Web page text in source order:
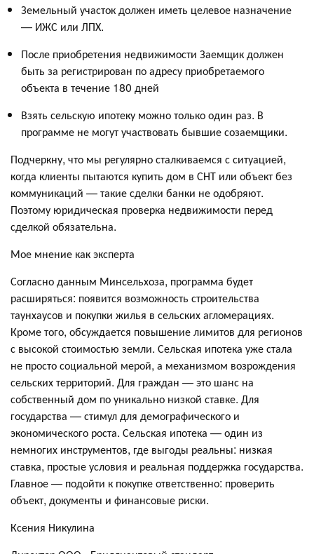
Земельный участок должен иметь целевое назначение
— ИЖС или ЛПХ.
После приобретения недвижимости Заемщик должен
быть за регистрирован по адресу приобретаемого
объекта в течение 180 дней
Взять сельскую ипотеку можно только один раз. В
программе не могут участвовать бывшие созаемщики.
Подчеркну, что мы регулярно сталкиваемся с ситуацией,
когда клиенты пытаются купить дом в СНТ или объект без
коммуникаций — такие сделки банки не одобряют.
Поэтому юридическая проверка недвижимости перед
сделкой обязательна.
Мое мнение как эксперта
Согласно данным Минсельхоза, программа будет
расширяться: появится возможность строительства
таунхаусов и покупки жилья в сельских агломерациях.
Кроме того, обсуждается повышение лимитов для регионов
с высокой стоимостью земли. Сельская ипотека уже стала
не просто социальной мерой, а механизмом возрождения
сельских территорий. Для граждан — это шанс на
собственный дом по уникально низкой ставке. Для
государства — стимул для демографического и
экономического роста. Сельская ипотека — один из
немногих инструментов, где выгоды реальны: низкая
ставка, простые условия и реальная поддержка государства.
Главное — подойти к покупке ответственно: проверить
объект, документы и финансовые риски.
Ксения Никулина